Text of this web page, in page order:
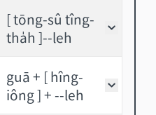
[ tōng-sû tîng-
tha̍h ]--leh
[動詞
guā + [ hîng-
iông ] + --leh
偌+[形